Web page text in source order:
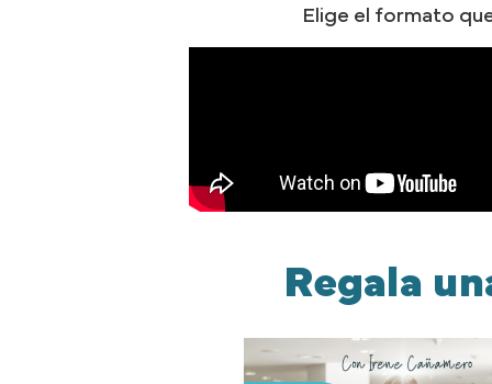
Elige el formato
Regala